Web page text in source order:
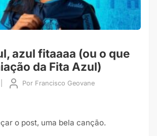
azul fitaaaa (ou o que
da Fita Azul)
Por Francisco Geovane
o post, uma bela canção.